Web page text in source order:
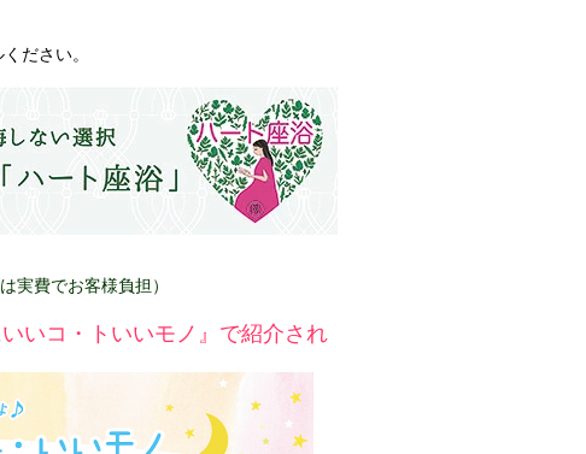
ださい。
実費でお客様負担）
いコ・トいいモノ』で紹介され